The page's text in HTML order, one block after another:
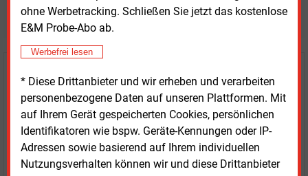
ohne Werbetracking. Schließen Sie jetzt das kostenlose
E&M Probe-Abo ab.
Werbefrei lesen
* Diese Drittanbieter und wir erheben und verarbeiten
personenbezogene Daten auf unseren Plattformen. Mit
auf Ihrem Gerät gespeicherten Cookies, persönlichen
Identifikatoren wie bspw. Geräte-Kennungen oder IP-
Adressen sowie basierend auf Ihrem individuellen
Nutzungsverhalten können wir und diese Drittanbieter
weitere Nachrichten lesen?
Kaufen Sie den Artikel
erhalten Sie sofort diesen redaktionellen Beitrag für
nur € 2.98